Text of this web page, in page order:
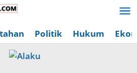
Politik Hukum